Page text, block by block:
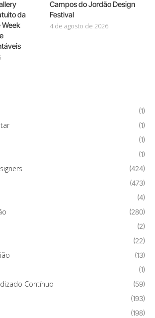
da
Week
Campos do Jordão Design
Festival
4 de agosto de 2026
(1)
(1)
(1)
(1)
(424)
(473)
(4)
(280)
(2)
(22)
(13)
(1)
Contínuo (59)
(193)
(198)